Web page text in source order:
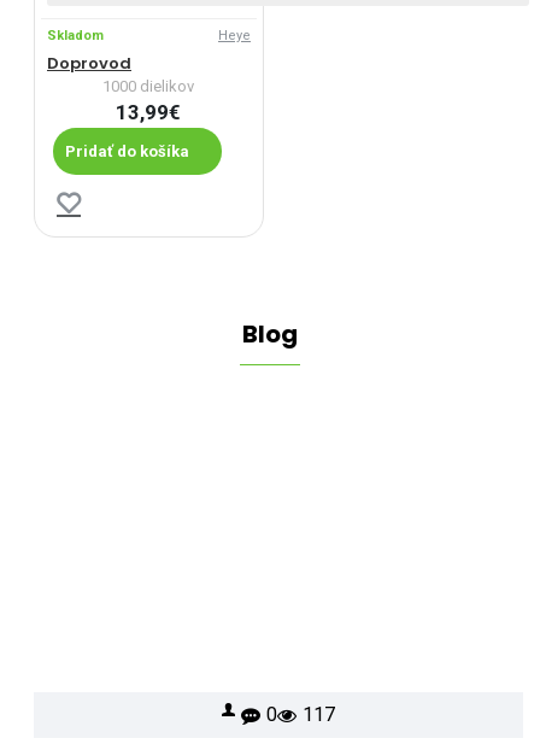
Skladom Heye
Doprovod
1000 dielikov
13,99€
Pridať do košíka
Blog
0 117